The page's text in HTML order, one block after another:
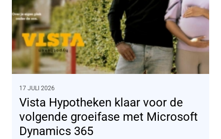
17 JULI 2026
Vista Hypotheken klaar voor de
volgende groeifase met Microsoft
Dynamics 365